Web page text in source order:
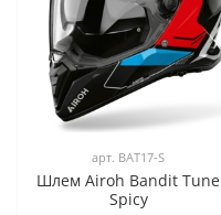
арт. BAT17-S
Шлем Airoh Bandit Tune
Spicy